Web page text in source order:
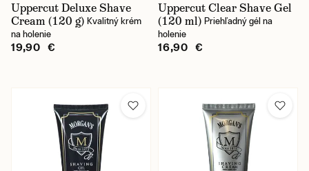
Uppercut Deluxe Shave
Cream (120 g) Kvalitný krém
na holenie
19,90 €
Uppercut Clear Shave Gel
(120 ml) Priehľadný gél na
holenie
16,90 €